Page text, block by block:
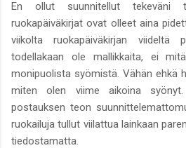
En ollut suunnitellut tekeväni
ruokapäiväkirjat ovat olleet aina
viikolta ruokapäiväkirjan viideltä
todellakaan ole mallikkaita, ei
monipuolista syömistä. Vähän ehkä
miten olen viime aikoina
postauksen teon
ruokailuja tullut viilattua lainkaan
tiedostamatta.